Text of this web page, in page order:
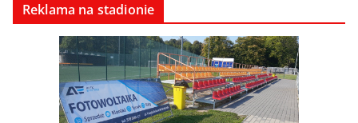
Reklama na stadionie